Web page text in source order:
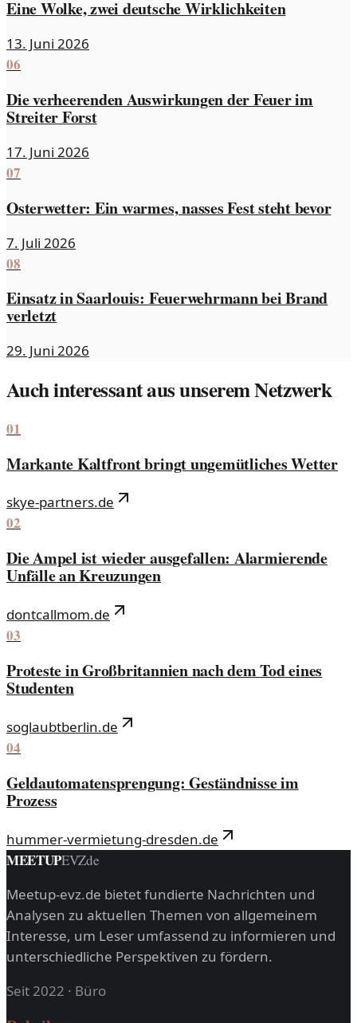
Eine Wolke, zwei deutsche Wirklichkeiten
13. Juni 2026
06
Die verheerenden Auswirkungen der Feuer im
Streiter Forst
17. Juni 2026
07
Osterwetter: Ein warmes, nasses Fest steht bevor
7. Juli 2026
08
Einsatz in Saarlouis: Feuerwehrmann bei Brand
verletzt
29. Juni 2026
Auch interessant aus unserem Netzwerk
01
Markante Kaltfront bringt ungemütliches Wetter
skye-partners.de
02
Die Ampel ist wieder ausgefallen: Alarmierende
Unfälle an Kreuzungen
dontcallmom.de
03
Proteste in Großbritannien nach dem Tod eines
Studenten
soglaubtberlin.de
04
Geldautomatensprengung: Geständnisse im
Prozess
hummer-vermietung-dresden.de
MEETUPEVZde
Meetup-evz.de bietet fundierte Nachrichten und
Analysen zu aktuellen Themen von allgemeinem
Interesse, um Leser umfassend zu informieren und
unterschiedliche Perspektiven zu fördern.
Seit 2022 · Büro